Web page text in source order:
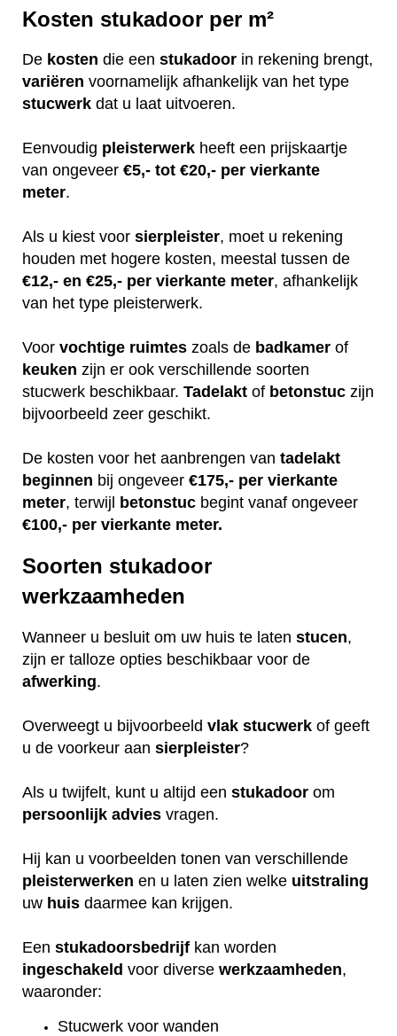
Kosten stukadoor per m²
De kosten die een stukadoor in rekening brengt,
variëren voornamelijk afhankelijk van het type
stucwerk dat u laat uitvoeren.
Eenvoudig pleisterwerk heeft een prijskaartje
van ongeveer €5,- tot €20,- per vierkante
meter.
Als u kiest voor sierpleister, moet u rekening
houden met hogere kosten, meestal tussen de
€12,- en €25,- per vierkante meter, afhankelijk
van het type pleisterwerk.
Voor vochtige ruimtes zoals de badkamer of
keuken zijn er ook verschillende soorten
stucwerk beschikbaar. Tadelakt of betonstuc zijn
bijvoorbeeld zeer geschikt.
De kosten voor het aanbrengen van tadelakt
beginnen bij ongeveer €175,- per vierkante
meter, terwijl betonstuc begint vanaf ongeveer
€100,- per vierkante meter.
Soorten stukadoor
werkzaamheden
Wanneer u besluit om uw huis te laten stucen,
zijn er talloze opties beschikbaar voor de
afwerking.
Overweegt u bijvoorbeeld vlak stucwerk of geeft
u de voorkeur aan sierpleister?
Als u twijfelt, kunt u altijd een stukadoor om
persoonlijk advies vragen.
Hij kan u voorbeelden tonen van verschillende
pleisterwerken en u laten zien welke uitstraling
uw huis daarmee kan krijgen.
Een stukadoorsbedrijf kan worden
ingeschakeld voor diverse werkzaamheden,
waaronder:
Stucwerk voor wanden